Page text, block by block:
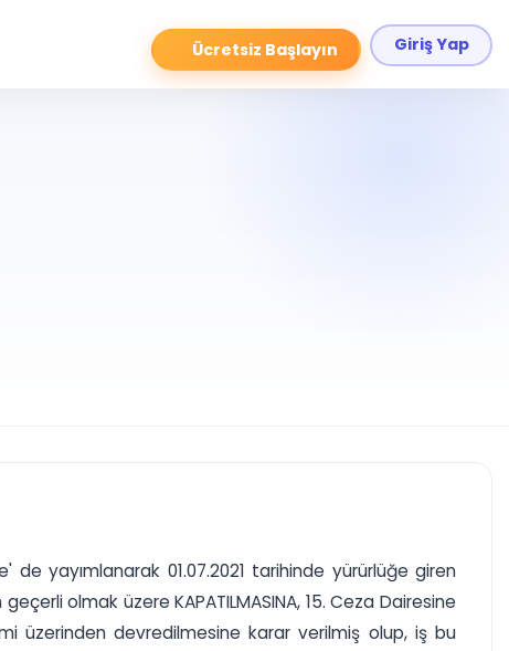
Ücretsiz Başlayın Giriş Yap
de yayımlanarak 01.07.2021 tarihinde yürürlüğe giren
olmak üzere KAPATILMASINA, 15. Ceza Dairesine
üzerinden devredilmesine karar verilmiş olup, iş bu